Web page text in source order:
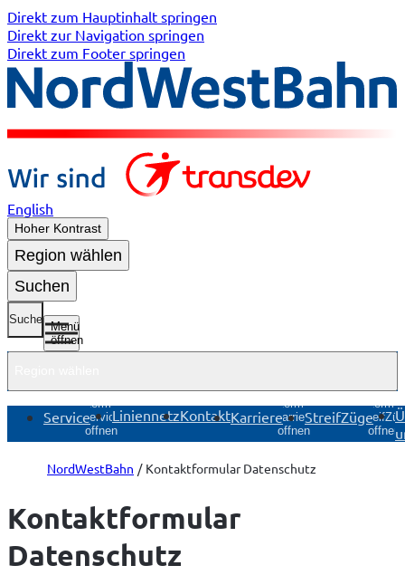
Direkt zum Hauptinhalt springen
Direkt zur Navigation springen
Direkt zum Footer springen
English
Hoher Kontrast
Region wählen
Suchen
Suche
Menü
öffnen
Service
Untermenü
Service
öffnen
LiniennetzKontaktKarriere
Untermenü
Karriere
öffnen
StreifZüge
öffnen
NordWestBahn Kontaktformular Datenschutz
Kontaktformular
Datenschutz